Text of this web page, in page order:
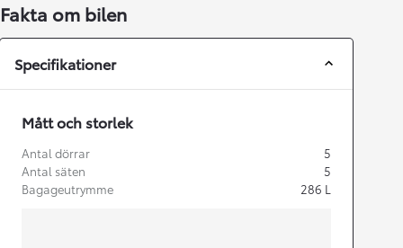
Fakta om bilen
Specifikationer
Mått och storlek
Antal dörrar
5
Antal säten
5
Bagageutrymme
286 L